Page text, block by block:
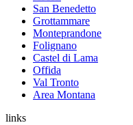
San Benedetto
Grottammare
Monteprandone
Folignano
Castel di Lama
Offida
Val Tronto
Area Montana
links